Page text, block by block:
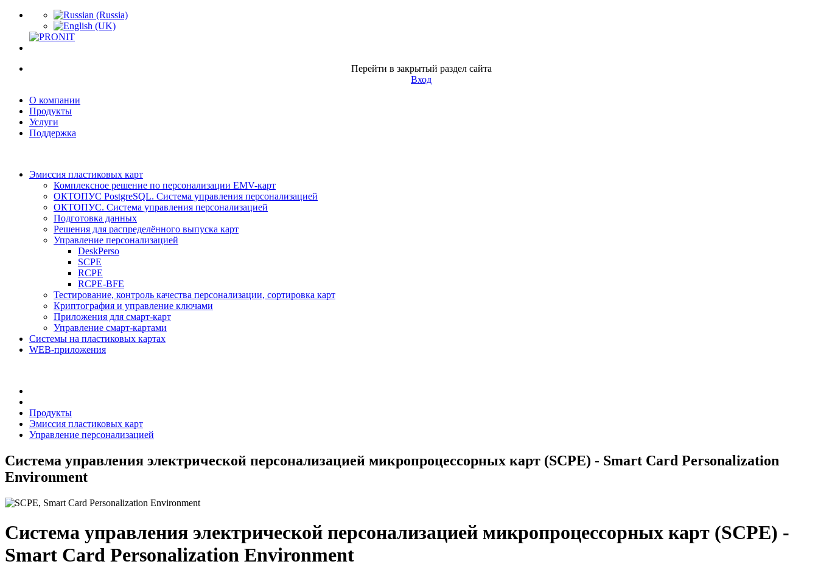
Перейти в закрытый раздел сайта
Вход
О компании
Продукты
Услуги
Поддержка
Эмиссия пластиковых карт
Комплексное решение по персонализации EMV-карт
ОКТОПУС PostgreSQL. Система управления персонализацией
ОКТОПУС. Система управления персонализацией
Подготовка данных
Решения для распределённого выпуска карт
Управление персонализацией
DeskPerso
SCPE
RCPE
RCPE-BFE
Тестирование, контроль качества персонализации, сортировка карт
Криптография и управление ключами
Приложения для смарт-карт
Управление смарт-картами
Системы на пластиковых картах
WEB-приложения
Продукты
Эмиссия пластиковых карт
Управление персонализацией
Система управления электрической персонализацией микропроцессорных карт (SCPE) - Smart Card Personalization
Environment
Система управления электрической персонализацией микропроцессорных карт (SCPE) -
Smart Card Personalization Environment